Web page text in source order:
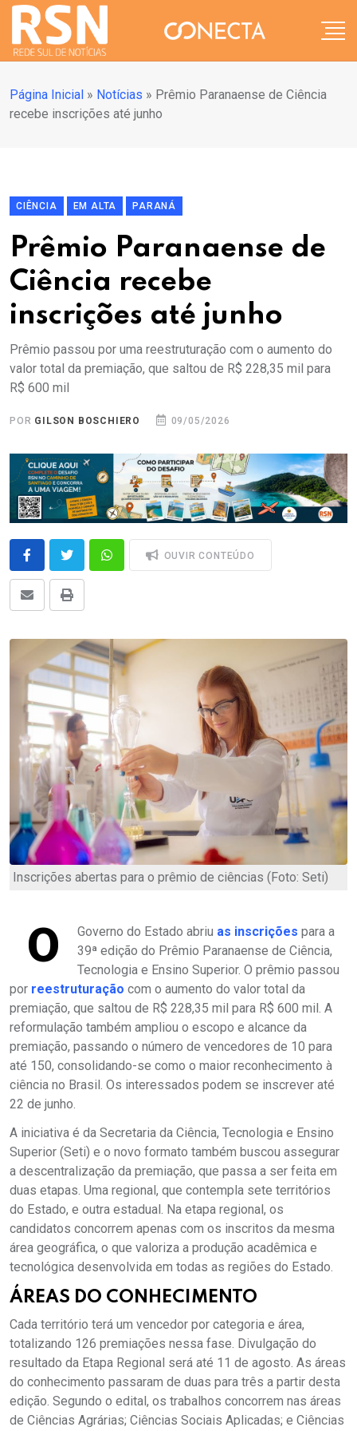
Página Inicial » Notícias » Prêmio Paranaense de Ciência
recebe inscrições até junho
CIÊNCIA EM ALTA PARANÁ
Prêmio Paranaense de
Ciência recebe
inscrições até junho
Prêmio passou por uma reestruturação com o aumento do
valor total da premiação, que saltou de R$ 228,35 mil para
R$ 600 mil
POR GILSON BOSCHIERO 09/05/2026
OUVIR CONTEÚDO
Inscrições abertas para o prêmio de ciências (Foto: Seti)
O Governo do Estado abriu as inscrições para a
39ª edição do Prêmio Paranaense de Ciência,
Tecnologia e Ensino Superior. O prêmio passou
por reestruturação com o aumento do valor total da
premiação, que saltou de R$ 228,35 mil para R$ 600 mil. A
reformulação também ampliou o escopo e alcance da
premiação, passando o número de vencedores de 10 para
até 150, consolidando-se como o maior reconhecimento à
ciência no Brasil. Os interessados podem se inscrever até
22 de junho.
A iniciativa é da Secretaria da Ciência, Tecnologia e Ensino
Superior (Seti) e o novo formato também buscou assegurar
a descentralização da premiação, que passa a ser feita em
duas etapas. Uma regional, que contempla sete territórios
do Estado, e outra estadual. Na etapa regional, os
candidatos concorrem apenas com os inscritos da mesma
área geográfica, o que valoriza a produção acadêmica e
tecnológica desenvolvida em todas as regiões do Estado.
ÁREAS DO CONHECIMENTO
Cada território terá um vencedor por categoria e área,
totalizando 126 premiações nessa fase. Divulgação do
resultado da Etapa Regional será até 11 de agosto. As áreas
do conhecimento passaram de duas para três a partir desta
edição. Segundo o edital, os trabalhos concorrem nas áreas
de Ciências Agrárias; Ciências Sociais Aplicadas; e Ciências